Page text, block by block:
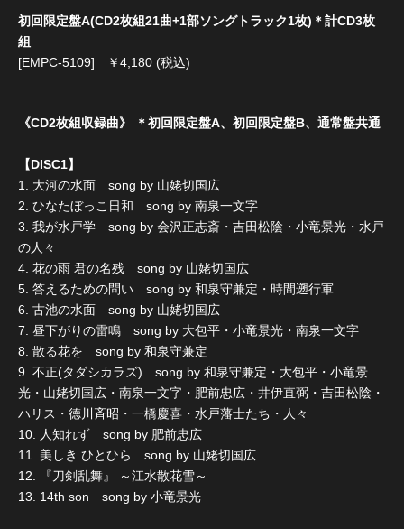
初回限定盤A(CD2枚組21曲+1部ソングトラック1枚)＊計CD3枚
組
[EMPC-5109] ￥4,180 (税込)
《CD2枚組収録曲》 ＊初回限定盤A、初回限定盤B、通常盤共通
【DISC1】
1. 大河の水面 song by 山姥切国広
2. ひなたぼっこ日和 song by 南泉一文字
3. 我が水戸学 song by 会沢正志斎・吉田松陰・小竜景光・水戸
の人々
4. 花の雨 君の名残 song by 山姥切国広
5. 答えるための問い song by 和泉守兼定・時間遡行軍
6. 古池の水面 song by 山姥切国広
7. 昼下がりの雷鳴 song by 大包平・小竜景光・南泉一文字
8. 散る花を song by 和泉守兼定
9. 不正(タダシカラズ) song by 和泉守兼定・大包平・小竜景
光・山姥切国広・南泉一文字・肥前忠広・井伊直弼・吉田松陰・
ハリス・徳川斉昭・一橋慶喜・水戸藩士たち・人々
10. 人知れず song by 肥前忠広
11. 美しき ひとひら song by 山姥切国広
12. 『刀剣乱舞』 ～江水散花雪～
13. 14th son song by 小竜景光